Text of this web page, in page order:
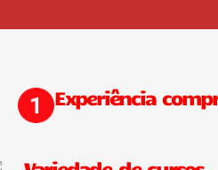
Experiência